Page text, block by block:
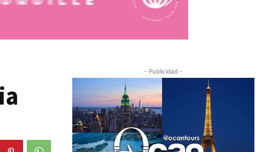
- Publicidad -